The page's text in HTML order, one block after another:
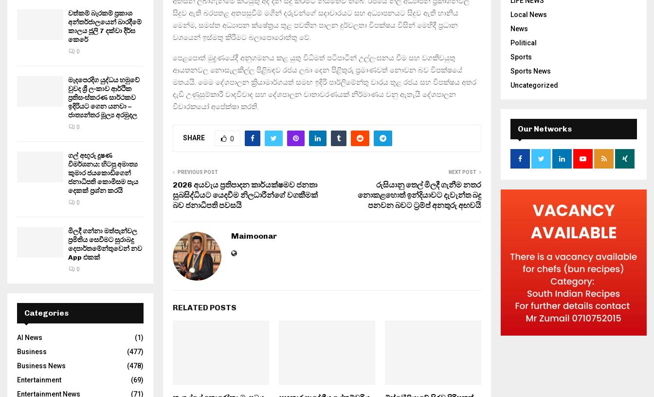
සිදුව ඇති බරපතළ අතපසුවීම් මගින් දරුවන්ගේ සදාචාරයට සහ අධ්‍යාපනයට සිදුව ඇති හානිය
මෙන්ම, සමස්ත අධ්‍යාපන ක්ෂේත්‍රය තුළ පවතින පාලන දුර්වලතා විපක්ෂය විසින් මෙහිදී ප්‍රධාන
වශයෙන් ඉස්මතු කිරීමට බලාපොරොත්තු වේ.
පෙළපොත් මුද්‍රණයේදී අනුගමනය කළ යුතු විධිමත් පටිපාටීන් උල්ලංඝනය වීම සහ වගකිවයුතු
ආයතනවල නොසැලකිල්ල පිළිබඳව රජය ලබා දෙන පිළිතුරු ප්‍රමාණවත් නොවන බව විපක්ෂයේ
මතයයි. මෙම දේශපාලන ක්‍රියාමාර්ගයත් සමඟ ඉදිරි පාර්ලිමේන්තු වාරය තුළ රජය සහ විපක්ෂය අතර
දැඩි උණුසුම්කාරී වාදවිවාද සහ දේශපාලන වාතාවරණයක් නිර්මාණය වනු ඇතැයි දේශපාලන
විචාරකයෝ අපේක්ෂා කරති.
SHARE 0
PREVIOUS POST
2026 අයවැය ප්‍රතිපාදන කාර්යක්ෂමව ජනතා
සුබසිද්ධියට යෙදවීම නිලධාරීන්ගේ වගකීමක්
බව ජනාධිපති පවසයි
NEXT POST
රුසියානු තෙල් මිලදී ගැනීම නතර
නොකළහොත් ඉන්දියාවට දැවැන්ත බදු
පනවන බවට ට්‍රම්ප් අනතුරු අඟවයි
Maimoonar
RELATED POSTS
වත්කම් බැරකම් ප්‍රකාශ
අන්තර්ජාලයෙන් බාරදීමේ
කාලය ජූලි 7 දක්වා දීර්ඝ
කෙරේ
0
මැදපෙරදිග යුද්ධය හමුවේ
වුවද ශ්‍රී ලංකාව ආර්ථික
ප්‍රතිසංස්කරණ සාර්ථකව
ඉදිරියට ගෙන යනවා –
ජාත්‍යන්තර මූල්‍ය අරමුදල
0
ගල් අඟුරු දූෂණ
විමර්ශනය: හිටපු අමාත්‍ය
කුමාර ජයකොඩිගෙන්
ජනාධිපති කොමිසම පැය
දෙකක් ප්‍රශ්න කරයි
0
මිලදී ගන්නා මත්පැන්වල
ප්‍රමිතිය සෙවීමට සුරාබදු
දෙපාර්තමේන්තුවෙන් නව
App එකක්
0
Categories
AI News
(1)
Business
(477)
Business News
(478)
Entertainment
(69)
Entertainment News
(71)
Local News
News
Political
Sports
Sports News
Uncategorized
Our Networks